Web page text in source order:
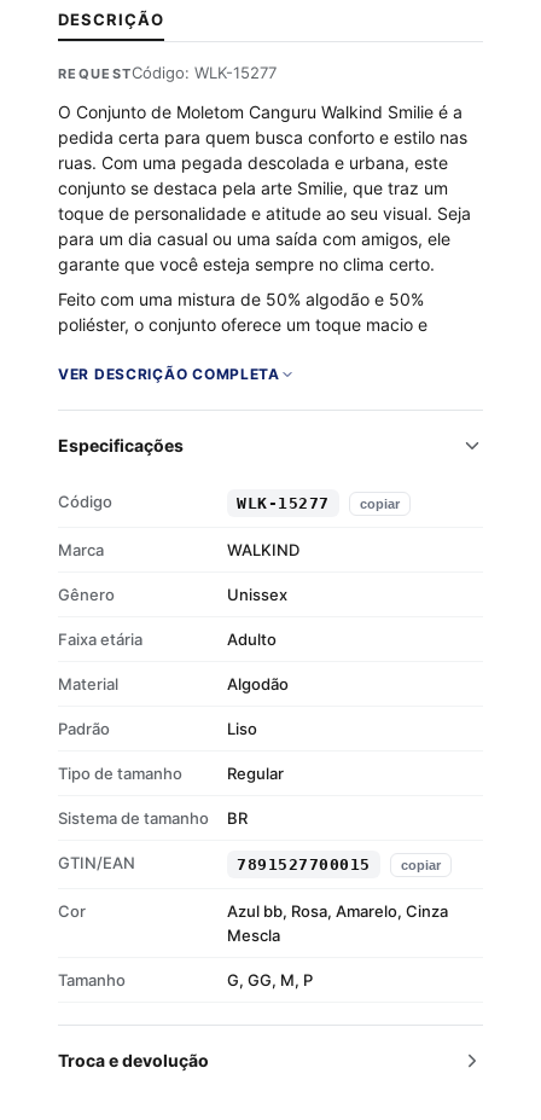
DESCRIÇÃO
REQUESTCódigo: WLK-15277
O Conjunto de Moletom Canguru Walkind Smilie é a
pedida certa para quem busca conforto e estilo nas
ruas. Com uma pegada descolada e urbana, este
conjunto se destaca pela arte Smilie, que traz um
toque de personalidade e atitude ao seu visual. Seja
para um dia casual ou uma saída com amigos, ele
garante que você esteja sempre no clima certo.
Feito com uma mistura de 50% algodão e 50%
poliéster, o conjunto oferece um toque macio e
proporciona calor nos dias mais frios. A malha
sem esforço.
Tecido 50% algodão e 50% poliéster
Interior flanelado para maior conforto
Malha encorpada e durável
VER DESCRIÇÃO COMPLETA
Especificações
Código WLK-15277 copiar
Marca WALKIND
Gênero Unissex
Faixa etária Adulto
Material Algodão
Padrão Liso
Tipo de tamanho Regular
Sistema de tamanho BR
GTIN/EAN 7891527700015 copiar
Cor
Azul bb, Rosa, Amarelo, Cinza
Mescla
Tamanho G, GG, M, P
Troca e devolução